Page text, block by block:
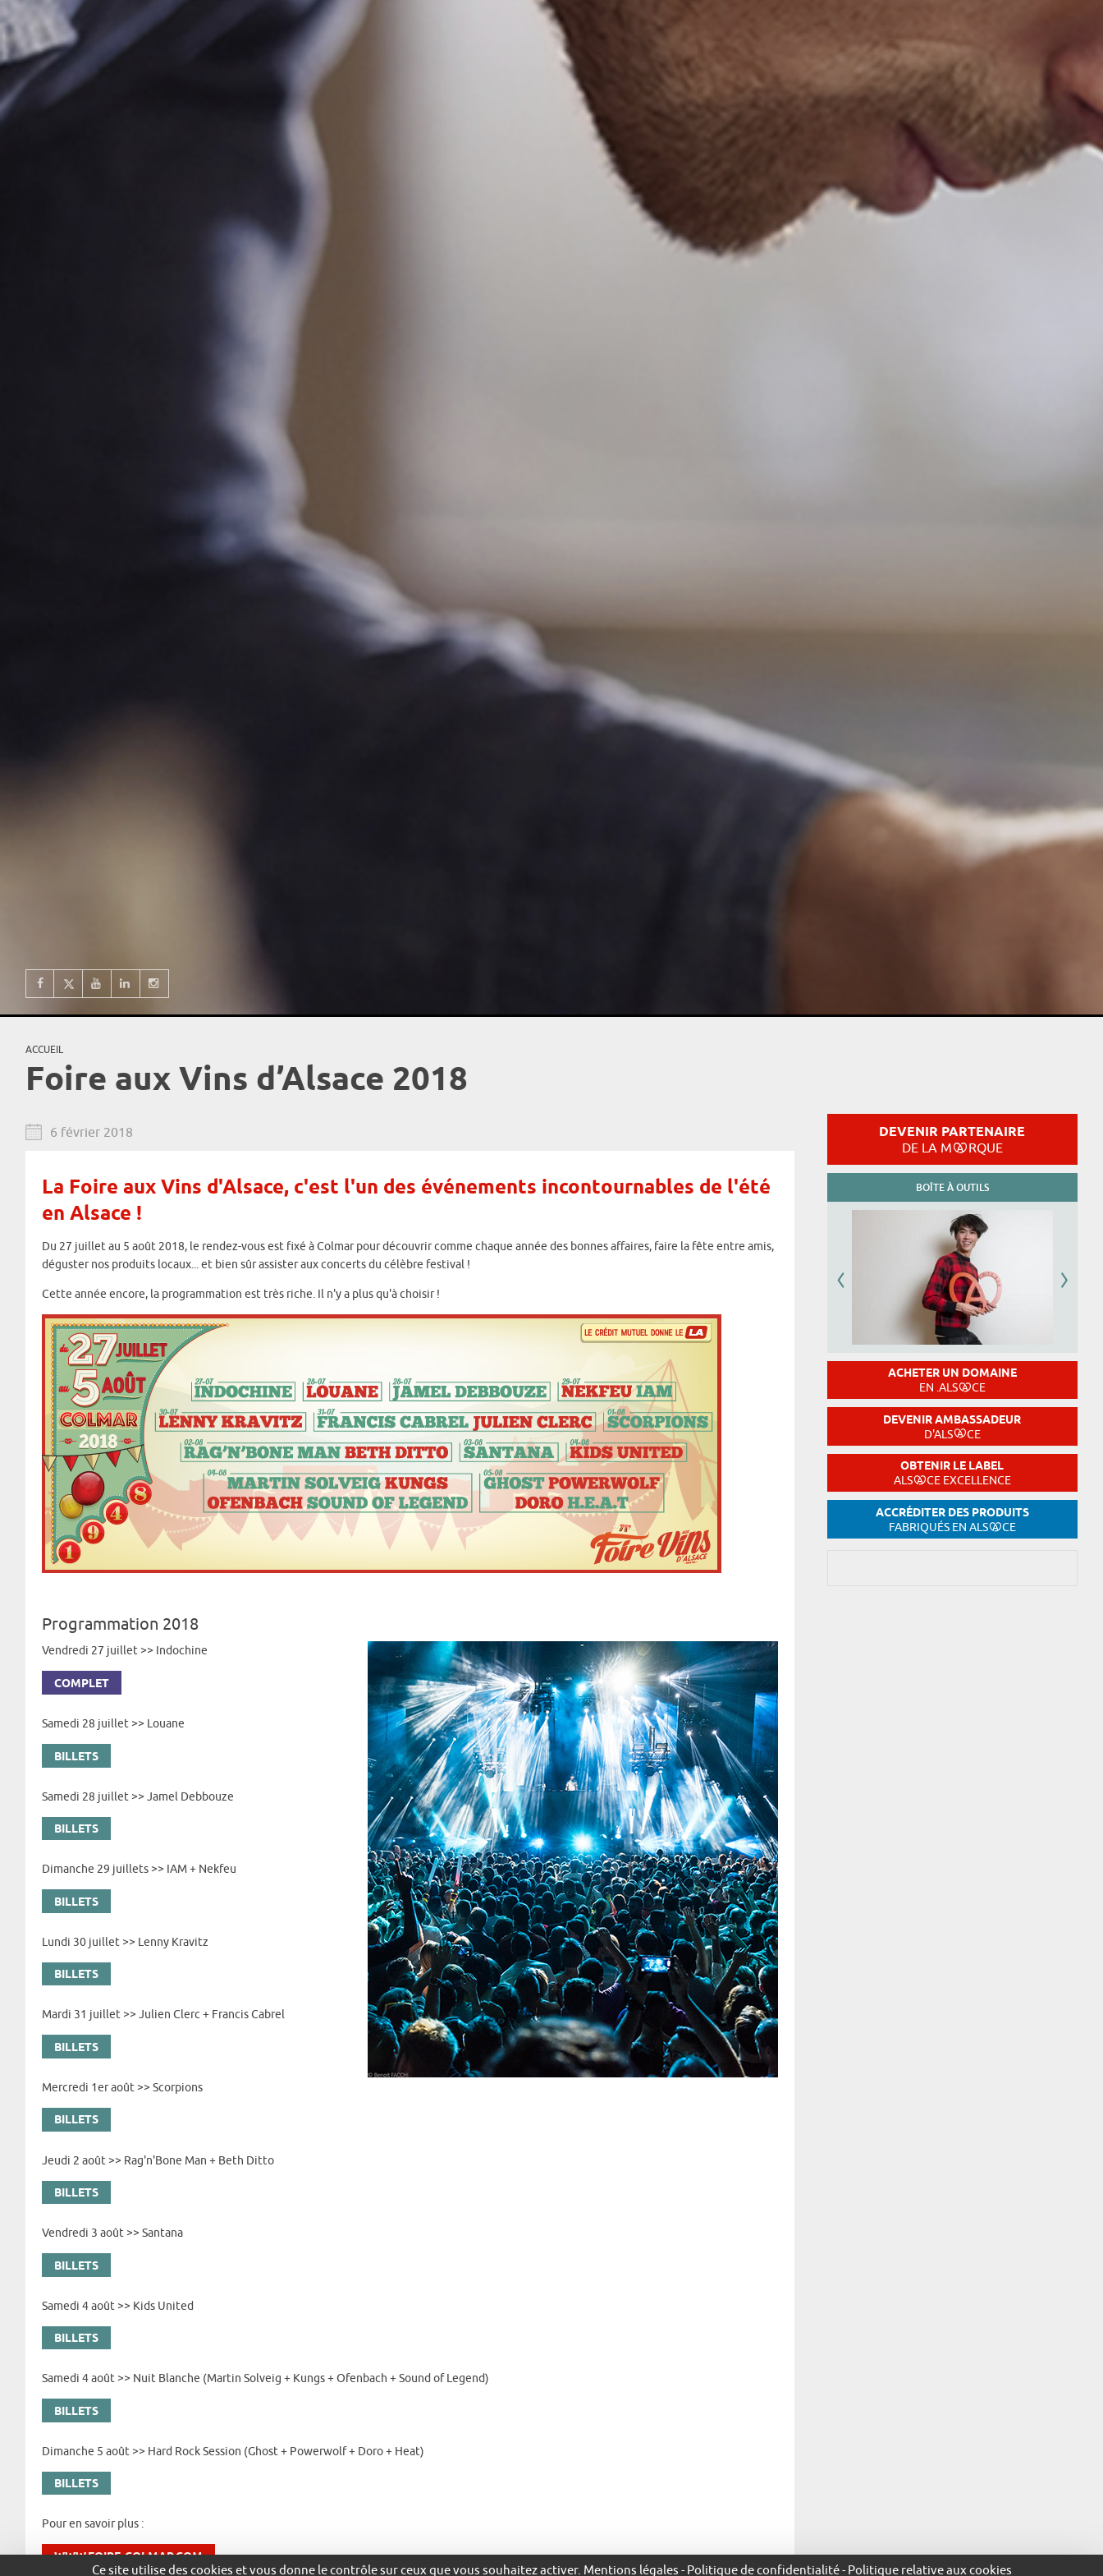
Vous êtes ici
ACCUEIL
Foire aux Vins d’Alsace 2018
6 février 2018
La Foire aux Vins d'Alsace, c'est l'un des événements incontournables de l'été
en Alsace !
Du 27 juillet au 5 août 2018, le rendez-vous est fixé à Colmar pour découvrir comme chaque année des bonnes affaires, faire la fête entre amis,
déguster nos produits locaux... et bien sûr assister aux concerts du célèbre festival !
Cette année encore, la programmation est très riche. Il n'y a plus qu'à choisir !
Programmation 2018
Vendredi 27 juillet >> Indochine
COMPLET
Samedi 28 juillet >> Louane
BILLETS
Samedi 28 juillet >> Jamel Debbouze
BILLETS
Dimanche 29 juillets >> IAM + Nekfeu
BILLETS
Lundi 30 juillet >> Lenny Kravitz
BILLETS
Mardi 31 juillet >> Julien Clerc + Francis Cabrel
BILLETS
Mercredi 1er août >> Scorpions
BILLETS
Jeudi 2 août >> Rag'n'Bone Man + Beth Ditto
BILLETS
Vendredi 3 août >> Santana
BILLETS
Samedi 4 août >> Kids United
BILLETS
Samedi 4 août >> Nuit Blanche (Martin Solveig + Kungs + Ofenbach + Sound of Legend)
BILLETS
Dimanche 5 août >> Hard Rock Session (Ghost + Powerwolf + Doro + Heat)
BILLETS
Pour en savoir plus :
WWW.FOIRE-COLMAR.COM
DEVENIR PARTENAIRE
DE LA M RQUE
BOÎTE À OUTILS
ACHETER UN DOMAINE
EN .ALS CE
DEVENIR AMBASSADEUR
D'ALS CE
OBTENIR LE LABEL
ALS CE EXCELLENCE
ACCRÉDITER DES PRODUITS
FABRIQUÉS EN ALS CE
Ce site utilise des cookies et vous donne le contrôle sur ceux que vous souhaitez activer. Mentions légales - Politique de confidentialité- Politique relative aux cookies